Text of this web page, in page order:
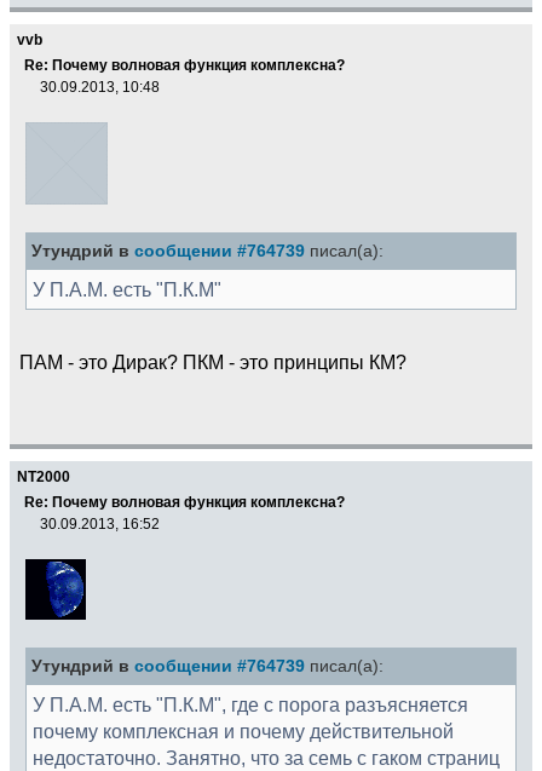
vvb
Re: Почему волновая функция комплексна?
30.09.2013, 10:48
Утундрий в сообщении #764739 писал(а):
У П.А.М. есть "П.К.М"
ПАМ - это Дирак? ПКМ - это принципы КМ?
NT2000
Re: Почему волновая функция комплексна?
30.09.2013, 16:52
Утундрий в сообщении #764739 писал(а):
У П.А.М. есть "П.К.М", где с порога разъясняется
почему комплексная и почему действительной
недостаточно. Занятно, что за семь с гаком страниц